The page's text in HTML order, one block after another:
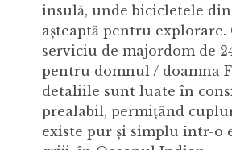
insulă, unde bicicletele din
așteaptă pentru explorare.
serviciu de majordom de
pentru domnul / doamna
detaliile sunt luate în
prealabil, permițând
existe pur și simplu într-o